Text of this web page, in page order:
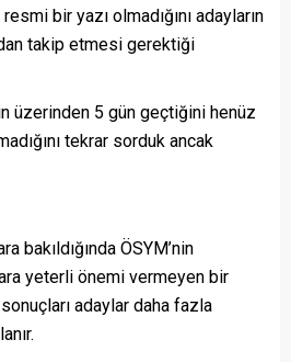
bir yazı olmadığını adayların
takip etmesi gerektiği
üzerinden 5 gün geçtiğini henüz
tekrar sorduk ancak
bakıldığında ÖSYM’nin
yeterli önemi vermeyen bir
adaylar daha fazla